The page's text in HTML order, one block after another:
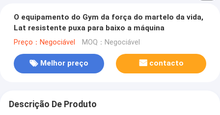
O equipamento do Gym da força do martelo da vida,
Lat resistente puxa para baixo a máquina
Preço：Negociável MOQ：Negociável
Melhor preço contacto
Descrição De Produto